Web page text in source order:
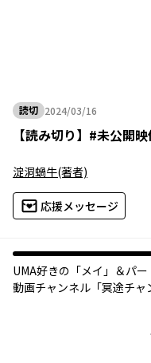
読切 2024/03/16
2024年03月16日
【読み切り】 #未公開映
淀洞蝸牛(著者)
応援メッセージ
UMA好きの「メイ」＆パー
動画チャンネル「冥途チャ
廃村寸前の、その村の住